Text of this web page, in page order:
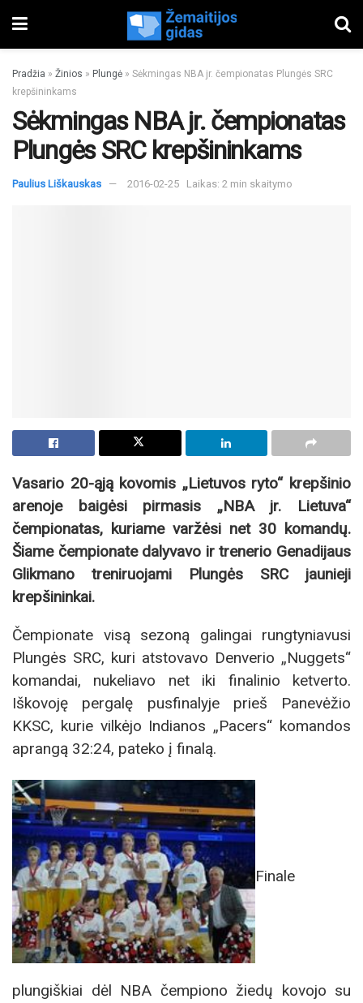
Pradžia » Žinios » Plungė » Sėkmingas NBA jr. čempionatas Plungės SRC
krepšininkams
Sėkmingas NBA jr. čempionatas
Plungės SRC krepšininkams
Paulius Liškauskas 2016-02-25 Laikas: 2 min skaitymo
Vasario 20-ąją kovomis „Lietuvos ryto“ krepšinio
arenoje baigėsi pirmasis „NBA jr. Lietuva“
čempionatas, kuriame varžėsi net 30 komandų.
Šiame čempionate dalyvavo ir trenerio Genadijaus
Glikmano treniruojami Plungės SRC jaunieji
krepšininkai.
Čempionate visą sezoną galingai rungtyniavusi
Plungės SRC, kuri atstovavo Denverio „Nuggets“
komandai, nukeliavo net iki finalinio ketverto.
Iškovoję pergalę pusfinalyje prieš Panevėžio
KKSC, kurie vilkėjo Indianos „Pacers“ komandos
aprangą 32:24, pateko į finalą.
Finale
plungiškiai dėl NBA čempiono žiedų kovojo su